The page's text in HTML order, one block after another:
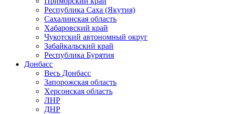
Республика Саха (Якутия)
Сахалинская область
Хабаровский край
Чукотский автономный округ
Забайкальский край
Республика Бурятия
Донбасс
Весь Донбасс
Запорожская область
Херсонская область
ЛНР
ДНР